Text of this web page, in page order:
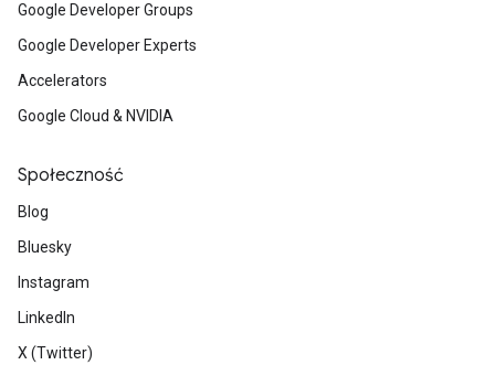
Google Developer Groups
Google Developer Experts
Accelerators
Google Cloud & NVIDIA
Społeczność
Blog
Bluesky
Instagram
LinkedIn
X (Twitter)